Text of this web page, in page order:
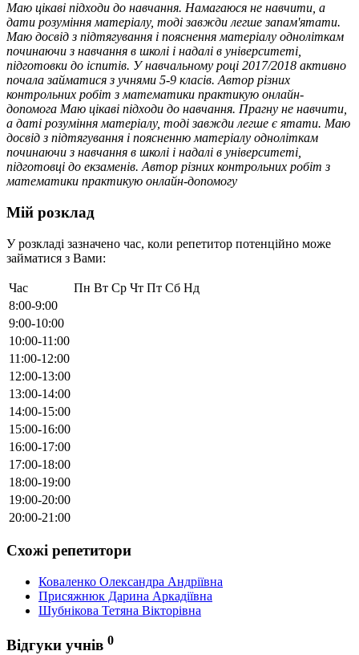
Маю цікаві підходи до навчання. Намагаюся не навчити, а
дати розуміння матеріалу, тоді завжди легше запам'ятати.
Маю досвід з підтягування і пояснення матеріалу одноліткам
починаючи з навчання в школі і надалі в університеті,
підготовки до іспитів. У навчальному році 2017/2018 активно
почала займатися з учнями 5-9 класів. Автор різних
контрольних робіт з математики практикую онлайн-
допомога Маю цікаві підходи до навчання. Прагну не навчити,
а даті розуміння матеріалу, тоді завжди легше є ятати. Маю
досвід з підтягування і поясненню матеріалу одноліткам
починаючи з навчання в школі і надалі в університеті,
підготовці до екзаменів. Автор різних контрольних робіт з
математики практикую онлайн-допомогу
Мій розклад
У розкладі зазначено час, коли репетитор потенційно може
займатися з Вами:
Час Пн Вт Ср Чт Пт Сб Нд
8:00-9:00
9:00-10:00
10:00-11:00
11:00-12:00
12:00-13:00
13:00-14:00
14:00-15:00
15:00-16:00
16:00-17:00
17:00-18:00
18:00-19:00
19:00-20:00
20:00-21:00
Схожі репетитори
Коваленко Олександра Андріївна
Присяжнюк Дарина Аркадіївна
Шубнікова Тетяна Вікторівна
Відгуки учнів 0